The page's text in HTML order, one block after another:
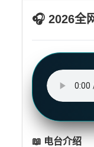
🎧 2026全
📖 电台介绍